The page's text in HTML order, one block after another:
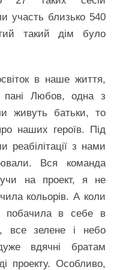
участь близько 540
такий дім було
в наше життя,
пані Любов, одна з
живуть батьки, то
наших героїв. Під
реабілітації з нами
Вся команда
на проект, я не
кольорів. А коли
побачила в себе в
все зелене і небо
вдячні братам
проекту. Особливо,